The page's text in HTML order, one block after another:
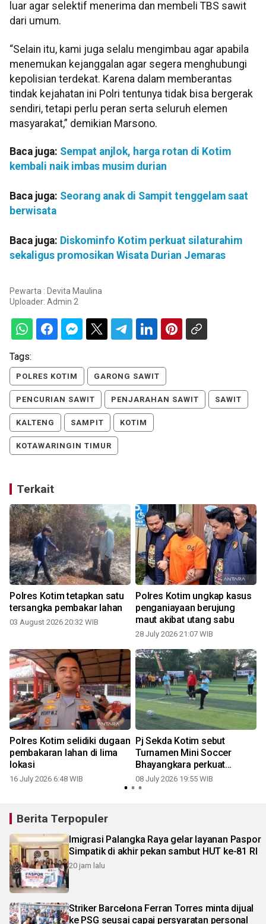
luar agar selektif menerima dan membeli TBS sawit
dari umum.
“Selain itu, kami juga selalu mengimbau agar apabila
menemukan kejanggalan agar segera menghubungi
kepolisian terdekat. Karena dalam memberantas
tindak kejahatan ini Polri tentunya tidak bisa bergerak
sendiri, tetapi perlu peran serta seluruh elemen
masyarakat,” demikian Marsono.
Baca juga: Sempat anjlok, harga rotan di Kotim
kembali naik imbas musim durian
Baca juga: Seorang anak di Sampit tenggelam saat
berwisata
Baca juga: Diskominfo Kotim perkuat silaturahim
sekaligus promosikan Wisata Durian Jemaras
Pewarta : Devita Maulina
Uploader: Admin 2
Tags:
POLRES KOTIM GARONG SAWIT
PENCURIAN SAWIT PENJARAHAN SAWIT SAWIT
KALTENG SAMPIT KOTIM
KOTAWARINGIN TIMUR
Terkait
Polres Kotim tetapkan satu
tersangka pembakar lahan
03 August 2026 20:32 WIB
Polres Kotim ungkap kasus
penganiayaan berujung
maut akibat utang sabu
28 July 2026 21:07 WIB
Polres Kotim selidiki dugaan
pembakaran lahan di lima
lokasi
16 July 2026 6:48 WIB
Pj Sekda Kotim sebut
Turnamen Mini Soccer
Bhayangkara perkuat
sinergi lintas instansi
08 July 2026 19:55 WIB
Berita Terpopuler
Imigrasi Palangka Raya gelar layanan Paspor
Simpatik di akhir pekan sambut HUT ke-81 RI
20 jam lalu
Striker Barcelona Ferran Torres minta dijual
ke PSG seusai capai persyaratan personal